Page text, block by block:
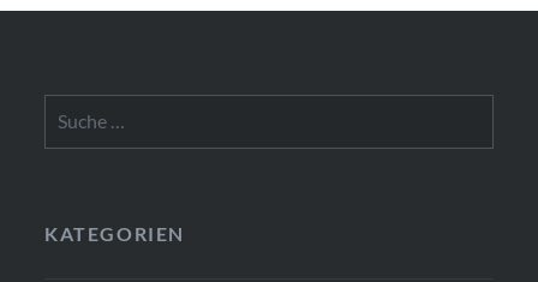
nach:
KATEGORIEN